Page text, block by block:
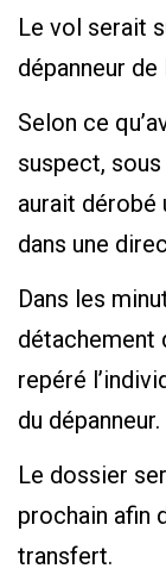
Le vol serait
dépanneur de
Selon ce
suspect, sous
aurait dérobé
dans une
Dans les
détachement
repéré
du dépanneur.
Le dossier
prochain afin
transfert.